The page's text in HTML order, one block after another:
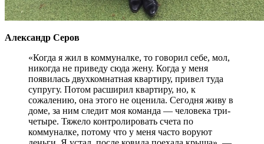
Александр Серов
«Когда я жил в коммуналке, то говорил себе, мол,
никогда не приведу сюда жену. Когда у меня
появилась двухкомнатная квартиру, привел туда
супругу. Потом расширил квартиру, но, к
сожалению, она этого не оценила. Сегодня живу в
доме, за ним следит моя команда — человека три-
четыре. Тяжело контролировать счета по
коммуналке, потому что у меня часто воруют